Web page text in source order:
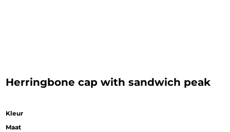
Herringbone cap with sandwich peak
Kleur
Maat